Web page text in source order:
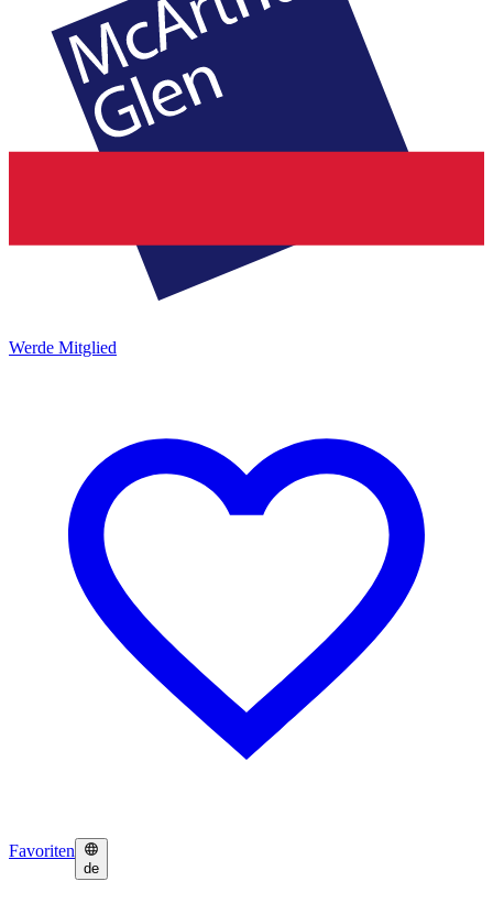
Werde Mitglied
Favoriten
de